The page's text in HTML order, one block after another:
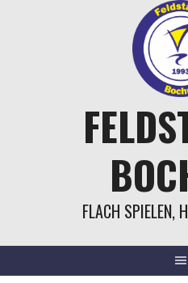
FLACH SPIELEN,